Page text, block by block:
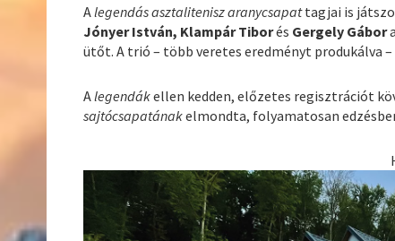
Alegendás asztalitenisz aranycsapattagjai is
Jónyer István, Klampár Tiborés Gergely Gábor
ütőt. A trió – több veretes eredményt produkálva
Alegendákellen kedden, előzetes regisztrációt
sajtócsapatánakelmondta, folyamatosan